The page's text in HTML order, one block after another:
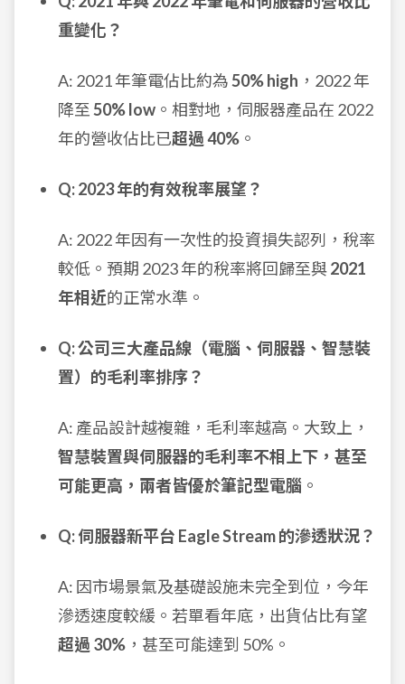
重變化？
A: 2021 年筆電佔比約為50% high ，2022 年
降至 50% low 。相對地，伺服器產品在 2022
年的營收佔比已超過 40% 。
Q: 2023 年的有效稅率展望？
A: 2022 年因有一次性的投資損失認列，稅率
較低。預期 2023 年的稅率將回歸至與2021
年相近的正常水準。
Q: 公司三大產品線（電腦、伺服器、智慧裝
置）的毛利率排序？
A: 產品設計越複雜，毛利率越高。大致上，
智慧裝置與伺服器的毛利率不相上下，甚至
可能更高，兩者皆優於筆記型電腦 。
Q: 伺服器新平台 Eagle Stream 的滲透狀況？
A: 因市場景氣及基礎設施未完全到位，今年
滲透速度較緩。若單看年底，出貨佔比有望
超過 30% ，甚至可能達到 50%。